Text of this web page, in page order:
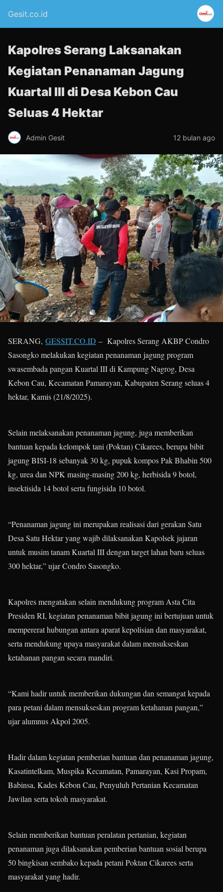
Gesit.co.id
Kapolres Serang Laksanakan
Kegiatan Penanaman Jagung
Kuartal III di Desa Kebon Cau
Seluas 4 Hektar
Admin Gesit 12 bulan ago
SERANG, GESSIT.CO.ID – Kapolres Serang AKBP Condro
Sasongko melakukan kegiatan penanaman jagung program
swasembada pangan Kuartal III di Kampung Nagrog, Desa
Kebon Cau, Kecamatan Pamarayan, Kabupaten Serang seluas 4
hektar, Kamis (21/8/2025).
Selain melaksanakan penanaman jagung, juga memberikan
bantuan kepada kelompok tani (Poktan) Cikarees, berupa bibit
jagung BISI-18 sebanyak 30 kg, pupuk kompos Pak Bhabin 500
kg, urea dan NPK masing-masing 200 kg, herbisida 9 botol,
insektisida 14 botol serta fungisida 10 botol.
“Penanaman jagung ini merupakan realisasi dari gerakan Satu
Desa Satu Hektar yang wajib dilaksanakan Kapolsek jajaran
untuk musim tanam Kuartal III dengan target lahan baru seluas
300 hektar,” ujar Condro Sasongko.
Kapolres mengatakan selain mendukung program Asta Cita
Presiden RI, kegiatan penanaman bibit jagung ini bertujuan untuk
mempererat hubungan antara aparat kepolisian dan masyarakat,
serta mendukung upaya masyarakat dalam mensukseskan
ketahanan pangan secara mandiri.
“Kami hadir untuk memberikan dukungan dan semangat kepada
para petani dalam mensukseskan program ketahanan pangan,”
ujar alumnus Akpol 2005.
Hadir dalam kegiatan pemberian bantuan dan penanaman jagung,
Kasatintelkam, Muspika Kecamatan, Pamarayan, Kasi Propam,
Babinsa, Kades Kebon Cau, Penyuluh Pertanian Kecamatan
Jawilan serta tokoh masyarakat.
Selain memberikan bantuan peralatan pertanian, kegiatan
penanaman juga dilaksanakan pemberian bantuan sosial berupa
50 bingkisan sembako kepada petani Poktan Cikarees serta
masyarakat yang hadir.